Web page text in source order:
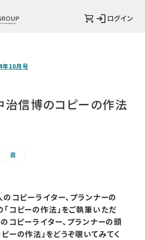
ログイン
年10月号
治信博のコピーの作法
コピーライター、プランナーの
コピーの作法」をご執筆いただ
コピーライター、プランナーの頭
ーの作法」をどうぞ覗いてみてく